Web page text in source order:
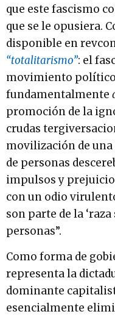
que este fascismo
que se le opusiera.
disponible en
“totalitarismo”: el
movimiento político
fundamentalmente
promoción de la
crudas
movilización de
de personas
impulsos y
con un odio
son parte de la
personas”.
Como forma de
representa la
dominante
esencialmente